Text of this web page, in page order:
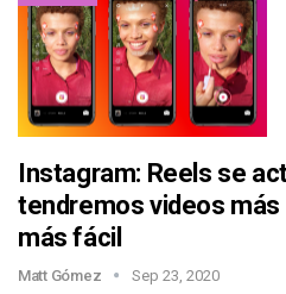
Instagram: Reels se
tendremos videos más
más fácil
Matt Gómez Sep 23, 2020